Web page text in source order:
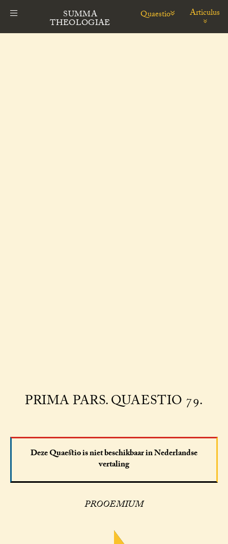
SUMMA
THEOLOGIAE
Quaestio Articulus
PRIMA PARS. QUAESTIO 79.
Deze Quaestio is niet beschikbaar in Nederlandse
vertaling
PROOEMIUM